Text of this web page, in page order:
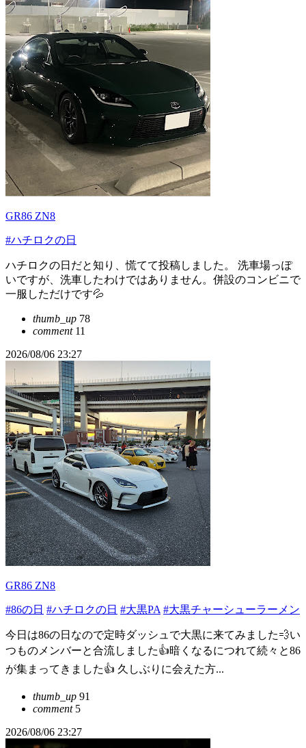
GR86 ZN8
#ハチロクの日
ハチロクの日だと知り、慌てて投稿しました。 洗車場っぽ
いですが、洗車したわけではありません。併設のコンビニで
一服しただけです💦
thumb_up 78
comment11
2026/08/06 23:27
GR86 ZN8
#86の日 #ハチロクの日 #大黒PA #大黒チャーシューラーメン
今日は86の日なので定時ダッシュで大黒に来てみました‪💨い
つものメンバーと合流しました👍暗くなるにつれて続々と86
が集まってきました👍 久しぶりに会えた方...
thumb_up 91
comment5
2026/08/06 23:27